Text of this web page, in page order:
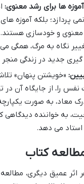
ها برای رشد معنوی:
پردازد؛ بلکه آموزه
معنوی و خودسازی
نگاه به مرگ، همگی
جدید در زندگی منجر
«خویشتن پنهان»
را، از جایگاه آن در
معاد، به صورت
به خواننده دیدگاهی
می دهد.
کتاب
اثر عمیق دیگری،